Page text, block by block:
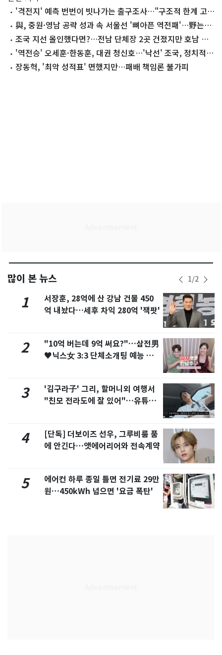
'격전지' 예측 번번이 빗나가는 출구조사…"구조적 한계 고민
할 때"
與, 중원·영남 공략 성과 속 서울선 '뼈아픈 역전패'…野는
마지노선 수성
조국 지선 올인했다면?…전남 단체장 2곳 건졌지만 호남 곳
곳 석패
'역전승' 오세훈·한동훈, 대권 청신호…'낙선' 조국, 정치적
타격 불가피
장동혁, '최악 성적표' 면했지만…패배 책임론 불가피
많이 본 뉴스 1/2
1
서장훈, 28억에 산 강남 건물 450
억 내놨다…세후 차익 280억 '잭팟'
2
"10억 버는데 9억 써요?"…삼전男
♥닉스女 3:3 단체소개팅 예능 화
3
'김구라子' 그리, 할머니외 여행서
"친모 전라도에 잘 있어"…유튜브
4
[단독] 더보이즈 선우, 그루비룸 품
에 안긴다…앳에어리어와 전속계약
5
에어컨 하루 종일 틀면 전기료 29만
원…450kWh 넘으면 '요금 폭탄'